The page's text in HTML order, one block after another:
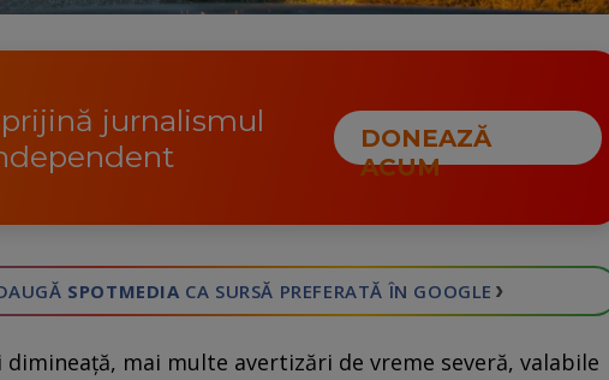
jurnalismul
DONEAZĂ
ACUM
SPOTMEDIA CA SURSĂ PREFERATĂ ÎN GOOGLE ›
dimineaţă, mai multe avertizări de vreme severă, valabile